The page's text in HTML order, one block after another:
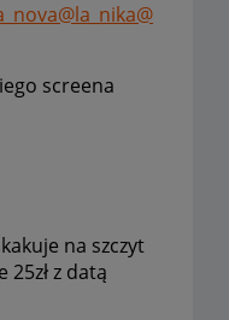
@la_nika@
screena
na szczyt
z datą